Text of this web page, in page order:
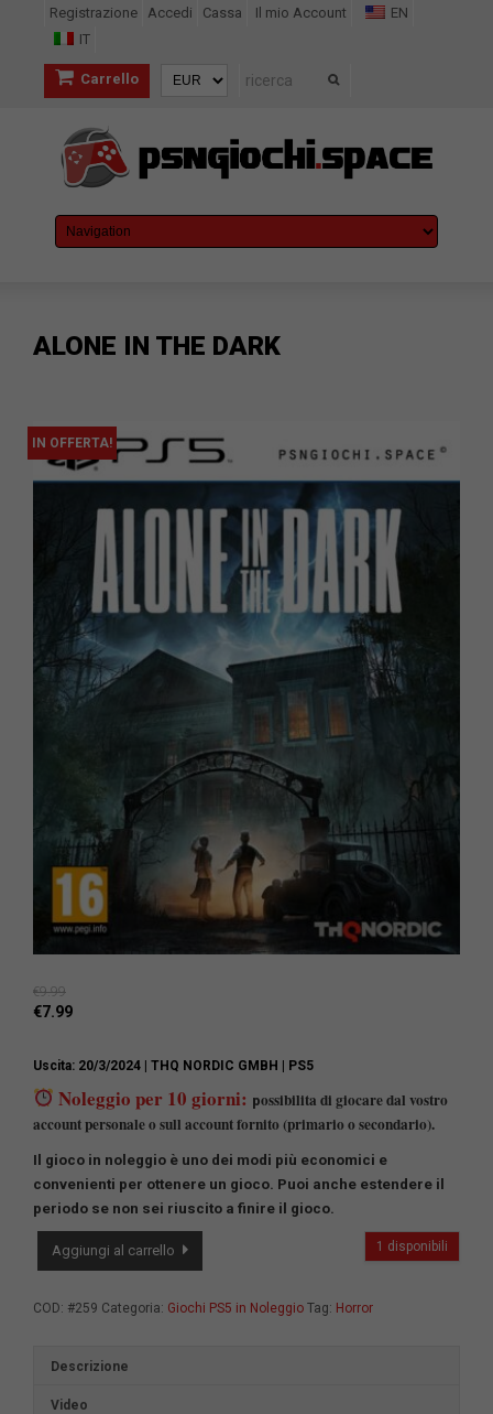
Registrazione Accedi Cassa Il mio Account
EN
IT
Carrello
ALONE IN THE DARK
IN OFFERTA!
€9.99
€7.99
Uscita: 20/3/2024 | THQ NORDIC GMBH | PS5
Noleggio per 10 giorni: possibilita di giocare dal vostro
account personale o sull account fornito (primario o secondario).
Il gioco in noleggio è uno dei modi più economici e
convenienti per ottenere un gioco. Puoi anche estendere il
periodo se non sei riuscito a finire il gioco.
1 disponibili
Dark
Aggiungi al carrello
COD: #259 Categoria: Giochi PS5 in Noleggio Tag: Horror
Descrizione
Video